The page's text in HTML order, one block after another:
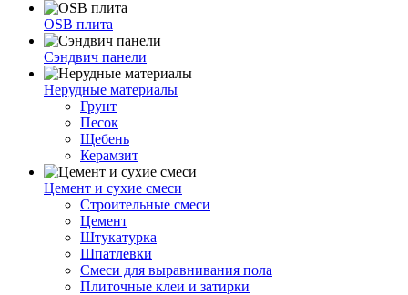
OSB плита
Сэндвич панели
Нерудные материалы
Грунт
Песок
Щебень
Керамзит
Цемент и сухие смеси
Строительные смеси
Цемент
Штукатурка
Шпатлевки
Смеси для выравнивания пола
Плиточные клеи и затирки